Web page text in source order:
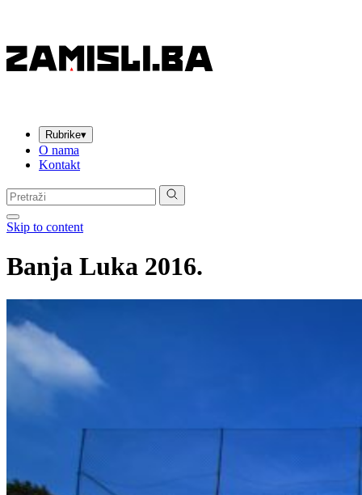
Rubrike▾
O nama
Kontakt
Pretraga:
Skip to content
Banja Luka 2016.